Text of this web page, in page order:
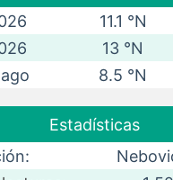
11.1 °N
13 °N
8.5 °N
Estadísticas